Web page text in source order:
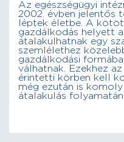
Az egészségügyi
2002. évben jelentős
léptek életbe. A
gazdálkodás helyett
átalakulhatnak egy
szemlélethez
gazdálkodási
válhatnak. Ezekhez
érintetti körben kell
még ezután is
átalakulás